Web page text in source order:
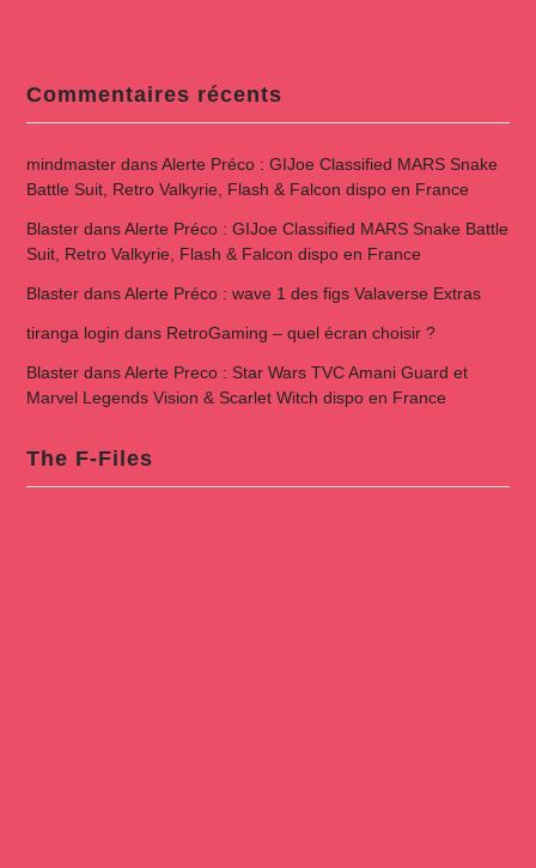
Commentaires récents
mindmasterdansAlerte Préco : GIJoe Classified MARS Snake
Battle Suit, Retro Valkyrie, Flash & Falcon dispo en France
BlasterdansAlerte Préco : GIJoe Classified MARS Snake Battle
Suit, Retro Valkyrie, Flash & Falcon dispo en France
BlasterdansAlerte Préco : wave 1 des figs Valaverse Extras
tiranga login dans RetroGaming – quel écran choisir ?
BlasterdansAlerte Preco : Star Wars TVC Amani Guard et
Marvel Legends Vision & Scarlet Witch dispo en France
The F-Files